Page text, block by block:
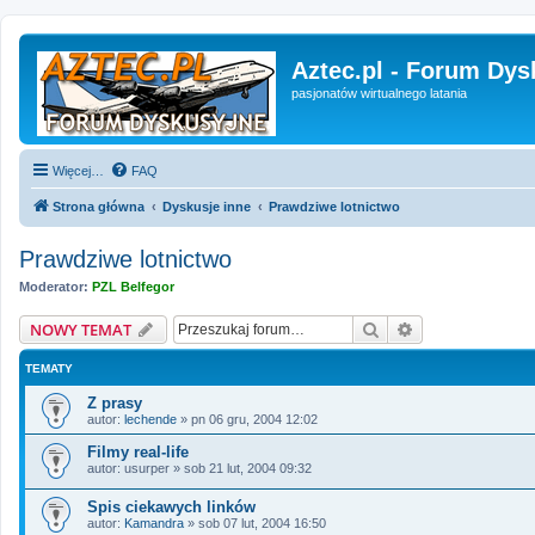
Aztec.pl - Forum
pasjonatów wirtualnego latania
Więcej… FAQ
Strona główna Dyskusje inne Prawdziwe lotnictwo
Prawdziwe lotnictwo
Moderator: PZL Belfegor
NOWY TEMAT Szukaj
TEMATY
Z prasy
autor: lechende » pn 06 gru, 2004 12:02
Filmy real-life
autor: usurper » sob 21 lut, 2004 09:32
Spis ciekawych linków
autor: Kamandra » sob 07 lut, 2004 16:50